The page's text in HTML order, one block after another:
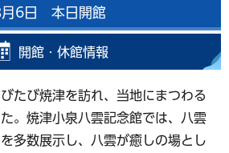
6日 本日開館
開館・休館情報
たび焼津を訪れ、当地にまつわる
。焼津小泉八雲記念館では、八雲
多数展示し、八雲が癒しの場とし